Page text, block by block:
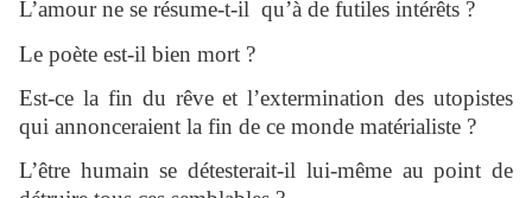
L’amour ne se résume-t-il qu’à de futiles intérêts ?
Le poète est-il bien mort ?
Est-ce la fin du rêve et l’extermination des utopistes
qui annonceraient la fin de ce monde matérialiste ?
L’être humain se détesterait-il lui-même au point de